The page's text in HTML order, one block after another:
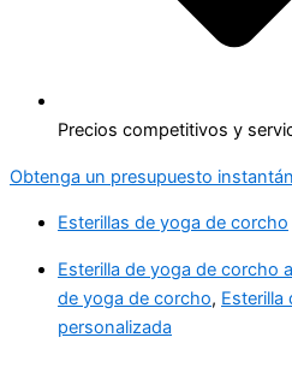
Precios competitivos y
Obtenga un presupuesto
Esterillas de yoga de corcho
Esterilla de yoga de corcho
de yoga de corcho, Esterilla
personalizada